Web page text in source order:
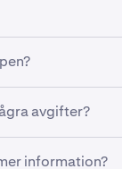
11
: 14 augusti 2025
appen &
prenumerant
DEEP under
DEEP den 13
Kraken-
i
distribueras
Inga anspråk
avgifter?
avgifter för att
information?